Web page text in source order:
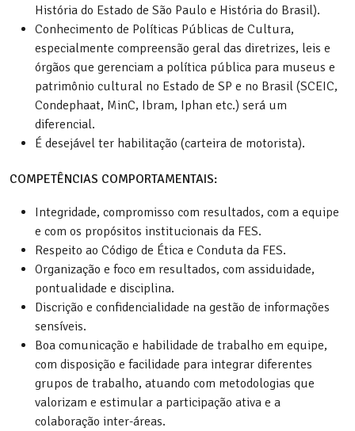
História do Estado de São Paulo e História do Brasil).
Conhecimento de Políticas Públicas de Cultura,
especialmente compreensão geral das diretrizes, leis e
órgãos que gerenciam a política pública para museus e
patrimônio cultural no Estado de SP e no Brasil (SCEIC,
Condephaat, MinC, Ibram, Iphan etc.) será um
diferencial.
É desejável ter habilitação (carteira de motorista).
COMPETÊNCIAS COMPORTAMENTAIS:
Integridade, compromisso com resultados, com a equipe
e com os propósitos institucionais da FES.
Respeito ao Código de Ética e Conduta da FES.
Organização e foco em resultados, com assiduidade,
pontualidade e disciplina.
Discrição e confidencialidade na gestão de informações
sensíveis.
Boa comunicação e habilidade de trabalho em equipe,
com disposição e facilidade para integrar diferentes
grupos de trabalho, atuando com metodologias que
valorizam e estimular a participação ativa e a
colaboração inter-áreas.